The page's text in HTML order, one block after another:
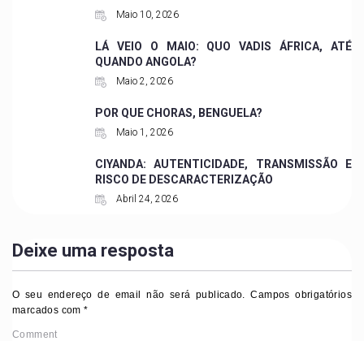
Maio 10, 2026
LÁ VEIO O MAIO: QUO VADIS ÁFRICA, ATÉ
QUANDO ANGOLA?
Maio 2, 2026
POR QUE CHORAS, BENGUELA?
Maio 1, 2026
CIYANDA: AUTENTICIDADE, TRANSMISSÃO E
RISCO DE DESCARACTERIZAÇÃO
Abril 24, 2026
Deixe uma resposta
O seu endereço de email não será publicado.
Campos obrigatórios
marcados com*
Comment